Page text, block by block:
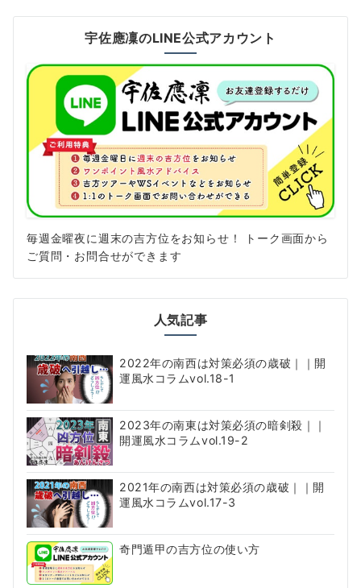
宇佐應凜のLINE公式アカウント
毎週金曜夜に週末の吉方位をお知らせ！ トーク画面から
ご質問・お問合せができます
人気記事
2022年の南西は対策必須の歳破｜｜開
運風水コラムvol.18-1
2023年の南東は対策必須の暗剣殺｜｜
開運風水コラムvol.19-2
2021年の南西は対策必須の歳破｜｜開
運風水コラムvol.17-3
奇門遁甲の吉方位の使い方